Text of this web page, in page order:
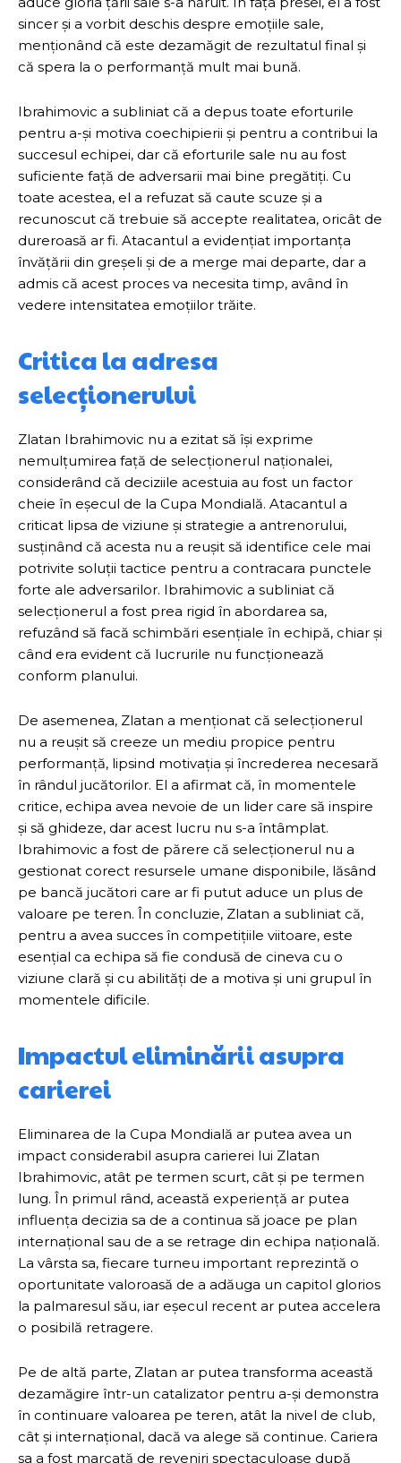
sincer și a vorbit deschis despre emoțiile sale,
menționând că este dezamăgit de rezultatul final și
că spera la o performanță mult mai bună.
Ibrahimovic a subliniat că a depus toate eforturile
pentru a-și motiva coechipierii și pentru a contribui la
succesul echipei, dar că eforturile sale nu au fost
suficiente față de adversarii mai bine pregătiți. Cu
toate acestea, el a refuzat să caute scuze și a
recunoscut că trebuie să accepte realitatea, oricât de
dureroasă ar fi. Atacantul a evidențiat importanța
învățării din greșeli și de a merge mai departe, dar a
admis că acest proces va necesita timp, având în
vedere intensitatea emoțiilor trăite.
Critica la adresa
selecționerului
Zlatan Ibrahimovic nu a ezitat să își exprime
nemulțumirea față de selecționerul naționalei,
considerând că deciziile acestuia au fost un factor
cheie în eșecul de la Cupa Mondială. Atacantul a
criticat lipsa de viziune și strategie a antrenorului,
susținând că acesta nu a reușit să identifice cele mai
potrivite soluții tactice pentru a contracara punctele
forte ale adversarilor. Ibrahimovic a subliniat că
selecționerul a fost prea rigid în abordarea sa,
refuzând să facă schimbări esențiale în echipă, chiar și
când era evident că lucrurile nu funcționează
conform planului.
De asemenea, Zlatan a menționat că selecționerul
nu a reușit să creeze un mediu propice pentru
performanță, lipsind motivația și încrederea necesară
în rândul jucătorilor. El a afirmat că, în momentele
critice, echipa avea nevoie de un lider care să inspire
și să ghideze, dar acest lucru nu s-a întâmplat.
Ibrahimovic a fost de părere că selecționerul nu a
gestionat corect resursele umane disponibile, lăsând
pe bancă jucători care ar fi putut aduce un plus de
valoare pe teren. În concluzie, Zlatan a subliniat că,
pentru a avea succes în competițiile viitoare, este
esențial ca echipa să fie condusă de cineva cu o
viziune clară și cu abilități de a motiva și uni grupul în
momentele dificile.
Impactul eliminării asupra
carierei
Eliminarea de la Cupa Mondială ar putea avea un
impact considerabil asupra carierei lui Zlatan
Ibrahimovic, atât pe termen scurt, cât și pe termen
lung. În primul rând, această experiență ar putea
influența decizia sa de a continua să joace pe plan
internațional sau de a se retrage din echipa națională.
La vârsta sa, fiecare turneu important reprezintă o
oportunitate valoroasă de a adăuga un capitol glorios
la palmaresul său, iar eșecul recent ar putea accelera
o posibilă retragere.
Pe de altă parte, Zlatan ar putea transforma această
dezamăgire într-un catalizator pentru a-și demonstra
în continuare valoarea pe teren, atât la nivel de club,
cât și internațional, dacă va alege să continue. Cariera
sa a fost marcată de reveniri spectaculoase după